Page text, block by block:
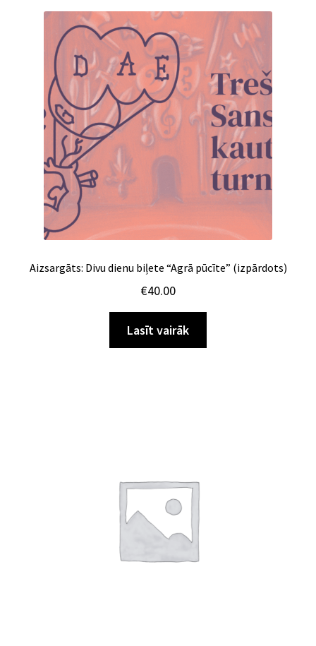
Aizsargāts: Divu dienu biļete “Agrā pūcīte” (izpārdots)
€40.00
Lasīt vairāk